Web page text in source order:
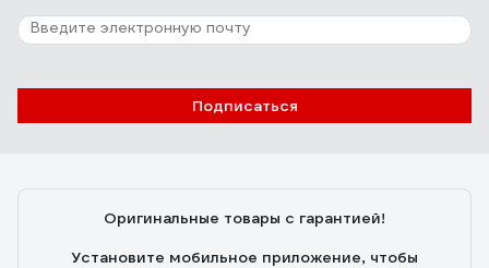
Подписаться
Оригинальные товары с гарантией!
Установите мобильное приложение, чтобы